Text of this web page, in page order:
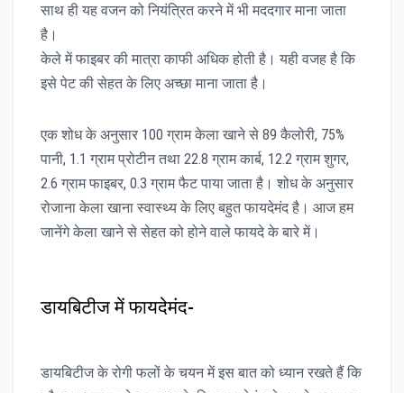
साथ ही यह वजन को नियंत्रित करने में भी मददगार माना जाता
है।
केले में फाइबर की मात्रा काफी अधिक होती है। यही वजह है कि
इसे पेट की सेहत के लिए अच्छा माना जाता है।
एक शोध के अनुसार 100 ग्राम केला खाने से 89 कैलोरी, 75%
पानी, 1.1 ग्राम प्रोटीन तथा 22.8 ग्राम कार्ब, 12.2 ग्राम शुगर,
2.6 ग्राम फाइबर, 0.3 ग्राम फैट पाया जाता है। शोध के अनुसार
रोजाना केला खाना स्वास्थ्य के लिए बहुत फायदेमंद है। आज हम
जानेंगे केला खाने से सेहत को होने वाले फायदे के बारे में।
डायबिटीज में फायदेमंद-
डायबिटीज के रोगी फलों के चयन में इस बात को ध्यान रखते हैं कि